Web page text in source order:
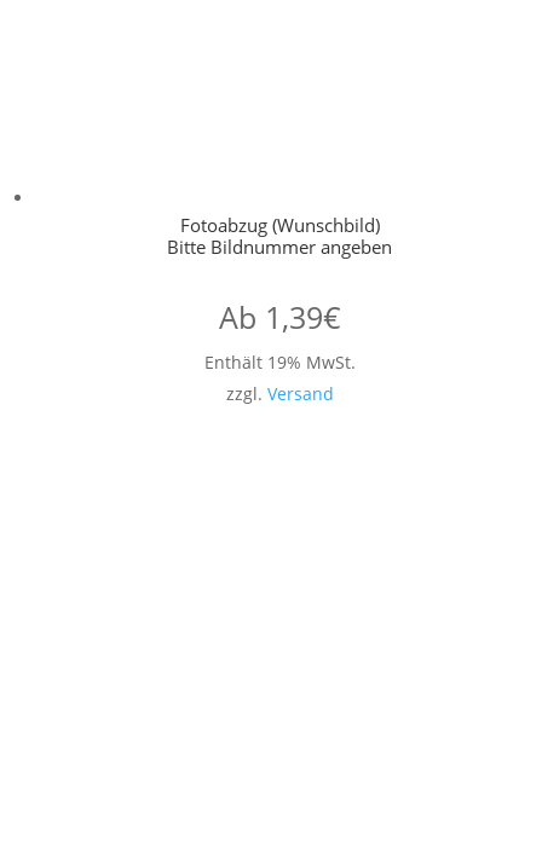
Fotoabzug (Wunschbild)
Bitte Bildnummer angeben
Ab 1,39€
Enthält 19% MwSt.
zzgl. Versand